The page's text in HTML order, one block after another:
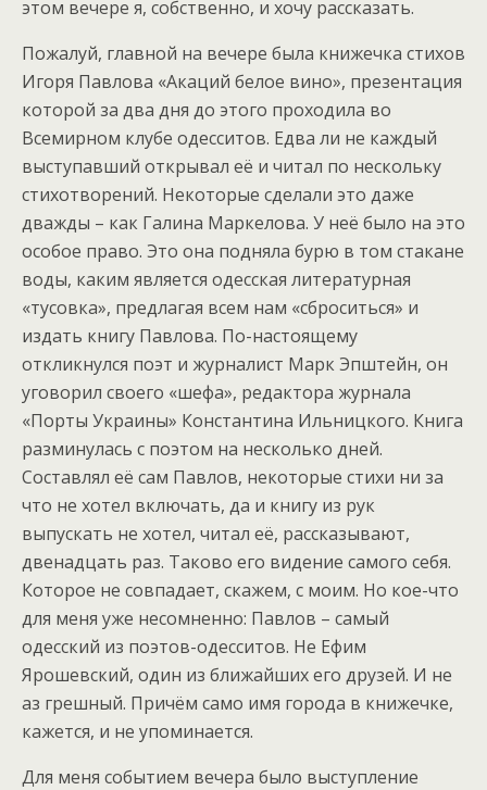
этом вечере я, собственно, и хочу рассказать.
Пожалуй, главной на вечере была книжечка стихов
Игоря Павлова «Акаций белое вино», презентация
которой за два дня до этого проходила во
Всемирном клубе одесситов. Едва ли не каждый
выступавший открывал её и читал по нескольку
стихотворений. Некоторые сделали это даже
дважды – как Галина Маркелова. У неё было на это
особое право. Это она подняла бурю в том стакане
воды, каким является одесская литературная
«тусовка», предлагая всем нам «сброситься» и
издать книгу Павлова. По-настоящему
откликнулся поэт и журналист Марк Эпштейн, он
уговорил своего «шефа», редактора журнала
«Порты Украины» Константина Ильницкого. Книга
разминулась с поэтом на несколько дней.
Составлял её сам Павлов, некоторые стихи ни за
что не хотел включать, да и книгу из рук
выпускать не хотел, читал её, рассказывают,
двенадцать раз. Таково его видение самого себя.
Которое не совпадает, скажем, с моим. Но кое-что
для меня уже несомненно: Павлов – самый
одесский из поэтов-одесситов. Не Ефим
Ярошевский, один из ближайших его друзей. И не
аз грешный. Причём само имя города в книжечке,
кажется, и не упоминается.
Для меня событием вечера было выступление